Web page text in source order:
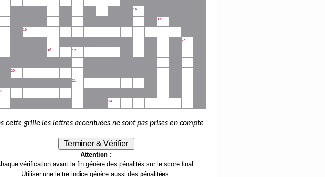
14
15
16
17
18 19
20
21
24
cette grille les lettres accentuées ne sont pas prises en compte
Terminer & Vérifier
Attention :
vérification avant la fin génère des pénalités sur le score final.
Utiliser une lettre indice génère aussi des pénalitées.